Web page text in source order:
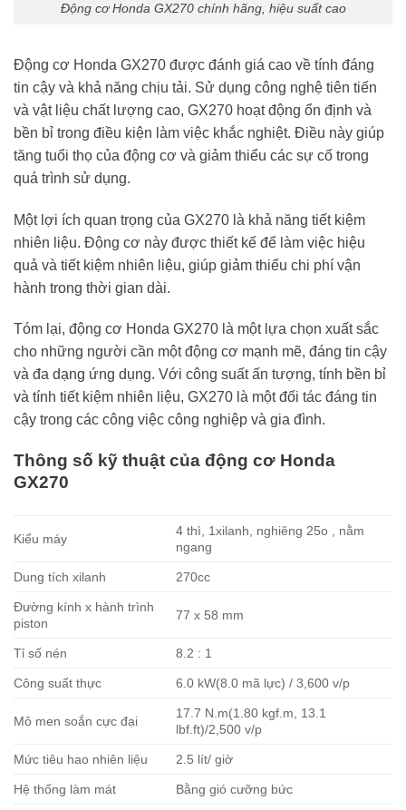
Động cơ Honda GX270 chính hãng, hiệu suất cao
Động cơ Honda GX270 được đánh giá cao về tính đáng
tin cậy và khả năng chịu tải. Sử dụng công nghệ tiên tiến
và vật liệu chất lượng cao, GX270 hoạt động ổn định và
bền bỉ trong điều kiện làm việc khắc nghiệt. Điều này giúp
tăng tuổi thọ của động cơ và giảm thiểu các sự cố trong
quá trình sử dụng.
Một lợi ích quan trọng của GX270 là khả năng tiết kiệm
nhiên liệu. Động cơ này được thiết kế để làm việc hiệu
quả và tiết kiệm nhiên liệu, giúp giảm thiểu chi phí vận
hành trong thời gian dài.
Tóm lại, động cơ Honda GX270 là một lựa chọn xuất sắc
cho những người cần một động cơ mạnh mẽ, đáng tin cậy
và đa dạng ứng dụng. Với công suất ấn tượng, tính bền bỉ
và tính tiết kiệm nhiên liệu, GX270 là một đối tác đáng tin
cậy trong các công việc công nghiệp và gia đình.
Thông số kỹ thuật của động cơ Honda
GX270
Kiểu máy
4 thì, 1xilanh, nghiêng 25o , nằm
ngang
Dung tích xilanh 270cc
Đường kính x hành trình
piston
77 x 58 mm
Tỉ số nén 8.2 : 1
Công suất thực 6.0 kW(8.0 mã lực) / 3,600 v/p
Mô men soắn cực đại
17.7 N.m(1.80 kgf.m, 13.1
lbf.ft)/2,500 v/p
Mức tiêu hao nhiên liệu 2.5 lít/ giờ
Hệ thống làm mát Bằng gió cưỡng bức